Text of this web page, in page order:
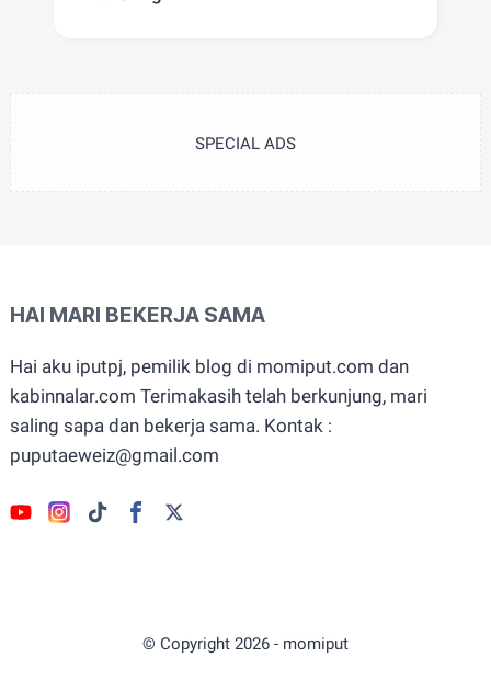
SPECIAL ADS
HAI MARI BEKERJA SAMA
Hai aku iputpj, pemilik blog di momiput.com dan
kabinnalar.com Terimakasih telah berkunjung, mari
saling sapa dan bekerja sama. Kontak :
puputaeweiz@gmail.com
© Copyright 2026- momiput